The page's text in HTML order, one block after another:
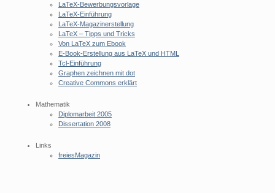
LaTeX-Bewerbungsvorlage
LaTeX-Einführung
LaTeX-Magazinerstellung
LaTeX – Tipps und Tricks
Von LaTeX zum Ebook
E-Book-Erstellung aus LaTeX und HTML
Tcl-Einführung
Graphen zeichnen mit dot
Creative Commons erklärt
Mathematik
Diplomarbeit 2005
Dissertation 2008
Links
freiesMagazin